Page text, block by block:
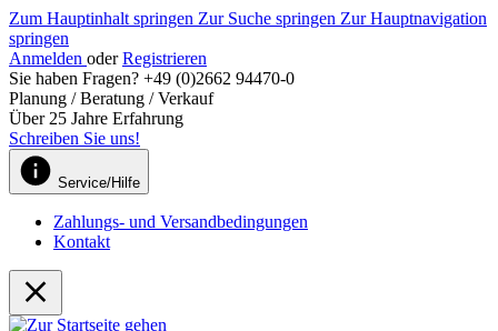
Zum Hauptinhalt springen Zur Suche springen Zur Hauptnavigation
springen
Anmelden oder Registrieren
Sie haben Fragen? +49 (0)2662 94470-0
Planung / Beratung / Verkauf
Über 25 Jahre Erfahrung
Schreiben Sie uns!
Service/Hilfe
Zahlungs- und Versandbedingungen
Kontakt